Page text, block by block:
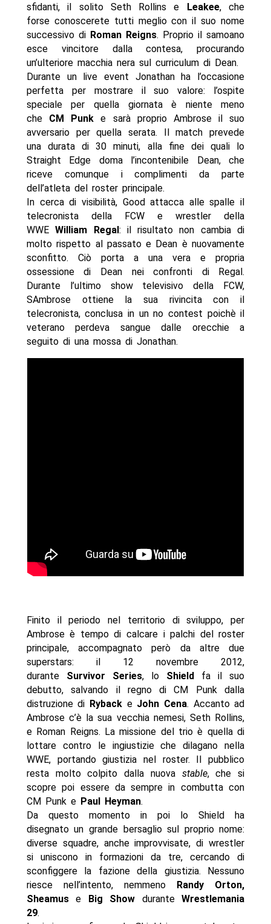
sfidanti, il solito Seth Rollins e
Leakee, che
forse conoscerete tutti meglio con il suo nome
successivo di Roman Reigns. Proprio il samoano
esce vincitore dalla contesa, procurando
un’ulteriore macchia nera sul curriculum di Dean.
Durante un live event Jonathan ha l’occasione
perfetta per mostrare il suo valore: l’ospite
speciale per quella giornata è niente meno
che CM Punk e sarà proprio Ambrose il suo
avversario per quella serata. Il match prevede
una durata di 30 minuti, alla fine dei quali lo
Straight Edge doma l’incontenibile Dean, che
riceve comunque i complimenti da parte
dell’atleta del roster principale.
In cerca di visibilità, Good attacca alle spalle il
telecronista della FCW e wrestler della
WWEWilliam Regal : il risultato non cambia di
molto rispetto al passato e Dean è nuovamente
sconfitto. Ciò porta a una vera e propria
ossessione di Dean nei confronti di Regal.
Durante l’ultimo show televisivo della FCW,
SAmbrose ottiene la sua rivincita con il
telecronista, conclusa in un no contest poichè il
veterano perdeva sangue dalle orecchie a
seguito di una mossa di Jonathan.
Finito il periodo nel territorio di sviluppo, per
Ambrose è tempo di calcare i palchi del roster
principale, accompagnato però da altre due
superstars: il 12 novembre 2012,
durante Survivor Series, lo Shield
fa il suo
debutto, salvando il regno di CM Punk dalla
distruzione di Ryback e John Cena. Accanto ad
Ambrose c’è la sua vecchia nemesi, Seth Rollins,
e Roman Reigns. La missione del trio è quella di
lottare contro le ingiustizie che dilagano nella
WWE, portando giustizia nel roster. Il pubblico
resta molto colpito dalla nuova stable, che si
scopre poi essere da sempre in combutta con
CM Punk e Paul Heyman.
Da questo momento in poi lo Shield ha
disegnato un grande bersaglio sul proprio nome:
diverse squadre, anche improvvisate, di wrestler
si uniscono in formazioni da tre, cercando di
sconfiggere la fazione della giustizia. Nessuno
riesce nell’intento, nemmeno
Randy Orton,
Sheamuse Big Show duranteWrestlemania
29.